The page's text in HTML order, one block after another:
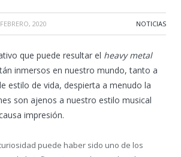
2020 NOTICIAS
que puede resultar el heavy metal
inmersos en nuestro mundo, tanto a
estilo de vida, despierta a menudo la
son ajenos a nuestro estilo musical
impresión.
puede haber sido uno de los